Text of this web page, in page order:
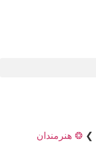
❯ ❂ هنرمندان